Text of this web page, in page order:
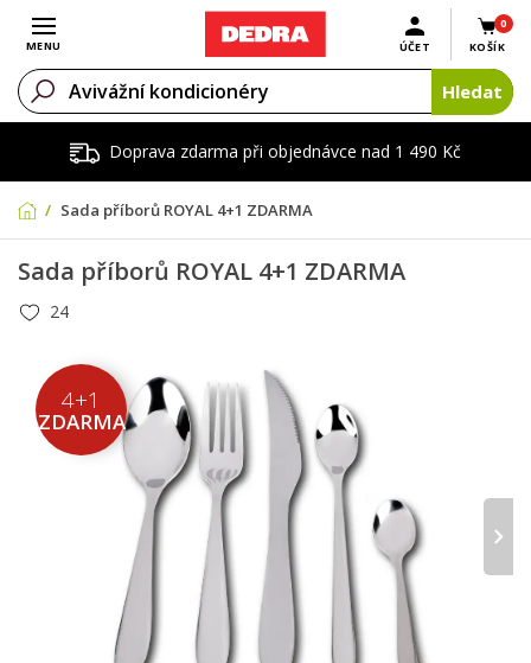
Doprava zdarma při objednávce nad 1 490 Kč
Otevřít menu
MENU
0
KOŠÍK
ÚČET
Hledat
Sada příborů ROYAL 4+1 ZDARMA
Sada příborů ROYAL 4+1 ZDARMA
24
4+1
ZDARMA
›